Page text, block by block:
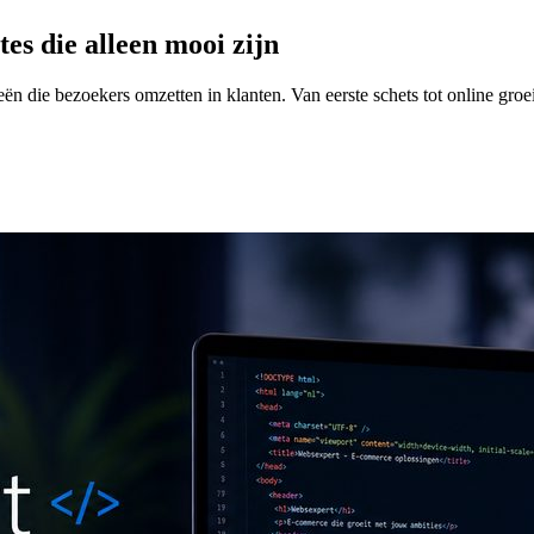
die alleen mooi zijn
die bezoekers omzetten in klanten. Van eerste schets tot online